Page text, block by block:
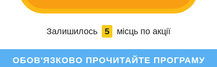
Залишилось 5 місць по акції
ОБОВ'ЯЗКОВО ПРОЧИТАЙТЕ ПРОГРАМУ